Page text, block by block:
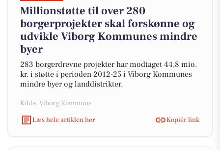
Millionstøtte til over 280
borgerprojekter skal forskønne og
udvikle Viborg Kommunes mindre
byer
283 borgerdrevne projekter har modtaget 44,8 mio.
kr. i støtte i perioden 2012-25 i Viborg Kommunes
mindre byer og landdistrikter.
Kilde: Viborg Kommune
Læs hele artiklen her
Kopiér link